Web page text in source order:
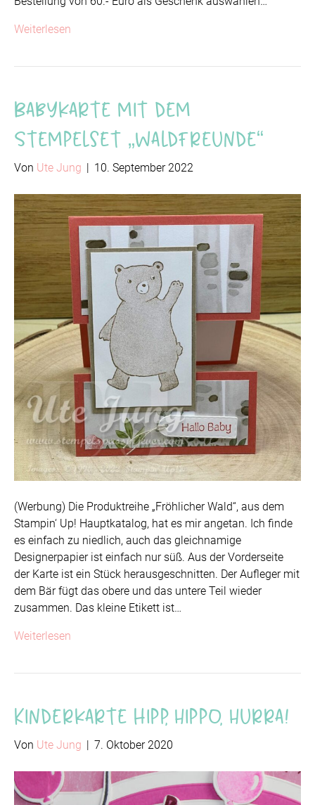
Weiterlesen
Babykarte mit dem
Stempelset „Waldfreunde“
Von Ute Jung | 10. September 2022
(Werbung) Die Produktreihe „Fröhlicher Wald“, aus dem
Stampin‘ Up! Hauptkatalog, hat es mir angetan. Ich finde
es einfach zu niedlich, auch das gleichnamige
Designerpapier ist einfach nur süß. Aus der Vorderseite
der Karte ist ein Stück herausgeschnitten. Der Aufleger mit
dem Bär fügt das obere und das untere Teil wieder
zusammen. Das kleine Etikett ist…
Weiterlesen
Kinderkarte Hipp, hippo, hurra!
Von Ute Jung | 7. Oktober 2020